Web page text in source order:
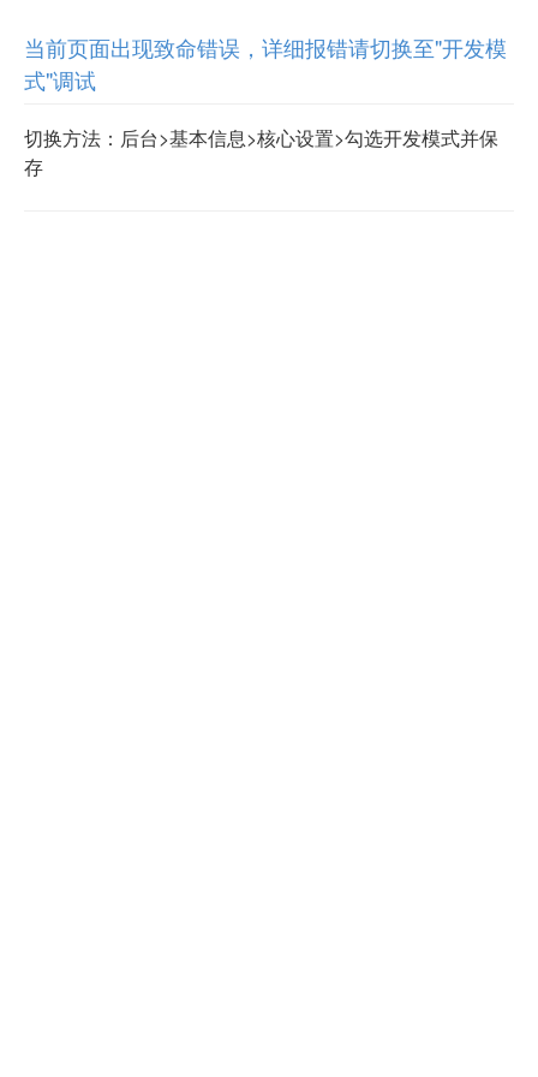
当前页面出现致命错误，详细报错请切换至"开发模
式"调试
切换方法：后台>基本信息>核心设置>勾选开发模式并保
存